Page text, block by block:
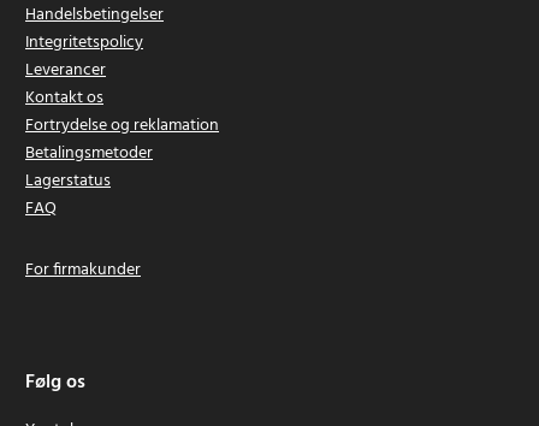
Handelsbetingelser
Integritetspolicy
Leverancer
Kontakt os
Fortrydelse og reklamation
Betalingsmetoder
Lagerstatus
FAQ
For firmakunder
Følg os